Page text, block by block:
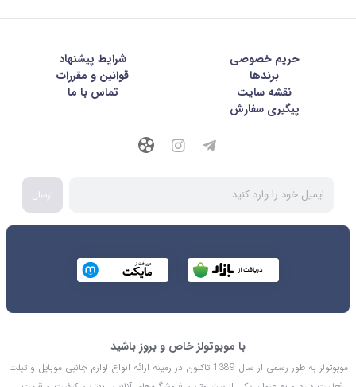
حریم خصوصی
شرايط پيشنهاد
برندها
قوانین و مقررات
نقشه سایت
تماس با ما
پیگیری سفارش
ارسال
با موبوتولز خاص و بروز باشید
موبوتولز به طور رسمی از سال 1389 تاکنون در زمینه ارائه انواع لوازم جانبی موبایل و تبلت